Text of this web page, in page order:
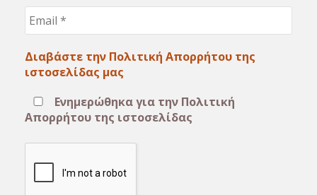
Διαβάστε την Πολιτική Απορρήτου της
ιστοσελίδας μας
Ενημερώθηκα για την Πολιτική
Απορρήτου της ιστοσελίδας